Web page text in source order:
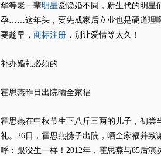
华等老一辈明星爱隐婚不同，新生代的明星
孕……这年头，要先成家后立业也是硬道理
要趁早， 商标注册，别让爱情等太久！
补办婚礼必须的
霍思燕昨日出院晒全家福
霍思燕在中秋节生下八斤三两的儿子，初
礼。26日，霍思燕携子出院，晒全家福并
呼：跟没生一样！2012年，霍思燕与85后